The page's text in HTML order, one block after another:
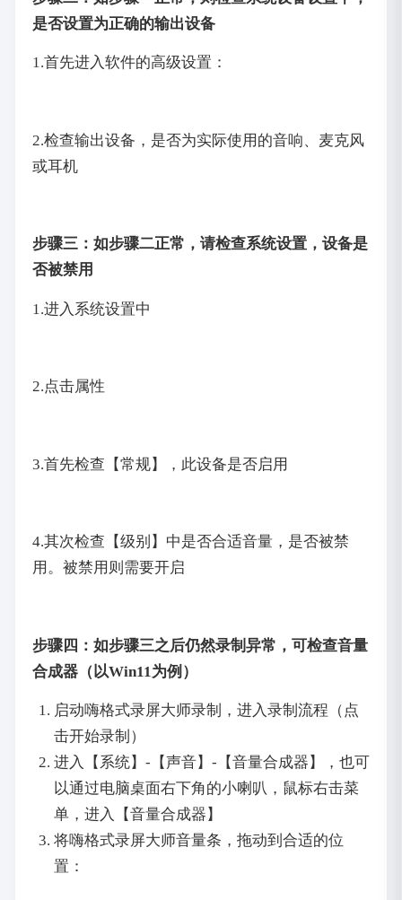
是否设置为正确的输出设备
1.首先进入软件的高级设置：
2.检查输出设备，是否为实际使用的音响、麦克风
或耳机
步骤三：如步骤二正常，请检查系统设置，设备是
否被禁用
1.进入系统设置中
2.点击属性
3.首先检查【常规】，此设备是否启用
4.其次检查【级别】中是否合适音量，是否被禁
用。被禁用则需要开启
步骤四：如步骤三之后仍然录制异常，可检查音量
合成器（以Win11为例）
启动嗨格式录屏大师录制，进入录制流程（点
击开始录制）
进入【系统】-【声音】-【音量合成器】，也可
以通过电脑桌面右下角的小喇叭，鼠标右击菜
单，进入【音量合成器】
将嗨格式录屏大师音量条，拖动到合适的位
置：